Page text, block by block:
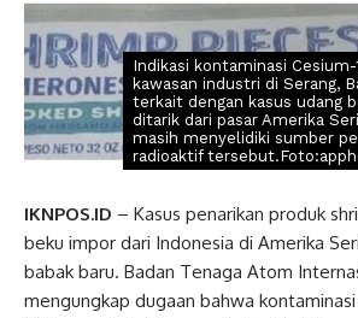
Indikasi kontaminasi Cesium-
kawasan industri di Serang,
terkait dengan kasus udang
ditarik dari pasar Amerika
masih menyelidiki sumber
radioaktif
IKNPOS.ID – Kasus penarikan produk
beku impor dari Indonesia di Amerika
babak baru. Badan Tenaga Atom
mengungkap dugaan bahwa